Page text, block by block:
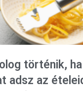
történik, ha
adsz az